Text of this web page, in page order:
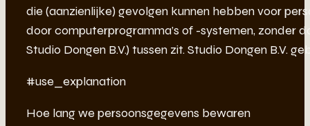
die (aanzienlijke) gevolgen kunnen hebben voor
door computerprogramma’s of -systemen, zonder
Studio Dongen B.V.) tussen zit. Studio Dongen B.V.
#use_explanation
Hoe lang we persoonsgegevens bewaren